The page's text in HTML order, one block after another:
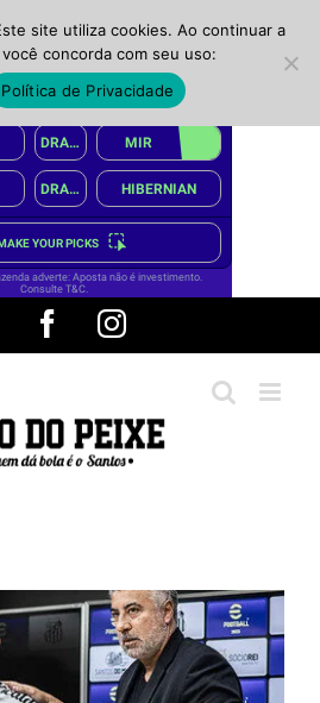
FacebookInstagram
site utiliza cookies. Ao continuar a
concorda com seu uso:
Política de Privacidade